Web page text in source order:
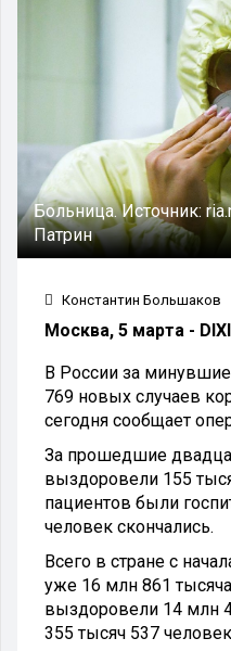
Больница.Источник:
Патрин
Константин Большаков
Москва, 5 марта -
В России за
769 новых случаев
сегодня сообщает
За прошедшие
выздоровели 155
пациентов были
человек скончались.
Всего в стране с
уже 16 млн 861
выздоровели 14 млн
355 тысяч 537